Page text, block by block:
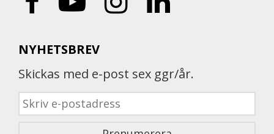
NYHETSBREV
Skickas med e-post sex ggr/år.